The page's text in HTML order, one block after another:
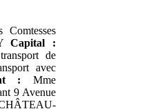
Capital :
de
avec
: Mme
9 Avenue